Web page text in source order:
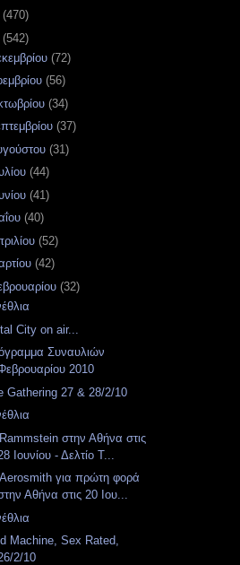
(470)
(542)
(72)
(56)
(34)
(37)
(31)
(44)
(41)
(40)
(52)
(42)
(32)
City on air...
Συναυλιών
2010
Gathering 27 & 28/2/10
στην Αθήνα στις
Ιουνίου - Δελτίο Τ...
για πρώτη φορά
Αθήνα στις 20 Ιου...
Machine, Sex Rated,
2/10